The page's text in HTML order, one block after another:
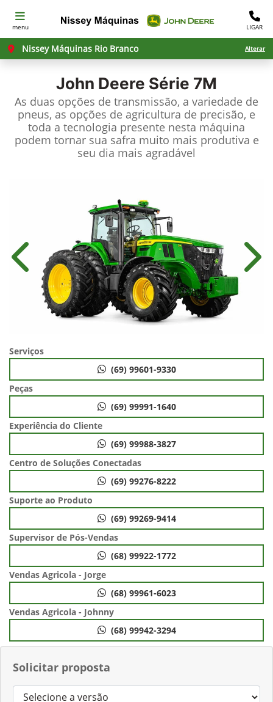
menu LIGAR
Nissey Máquinas Rio Branco Alterar
John Deere Série 7M
As duas opções de transmissão, a variedade de
pneus, as opções de agricultura de precisão, e
toda a tecnologia presente nesta máquina
podem tornar sua safra muito mais produtiva e
seu dia mais agradável
Solicitar proposta
Anterior
Serviços
(69) 99601-9330
Peças
(69) 99991-1640
Experiência do Cliente
(69) 99988-3827
Centro de Soluções Conectadas
(69) 99276-8222
Suporte ao Produto
(69) 99269-9414
Supervisor de Pós-Vendas
(68) 99922-1772
Vendas Agricola - Jorge
(68) 99961-6023
Vendas Agricola - Johnny
(68) 99942-3294